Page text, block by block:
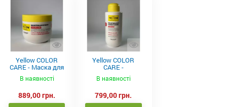
Yellow COLOR
CARE - Маска для
фарбованого
волосся, 500 мл
В наявності
889,00 грн.
Yellow COLOR
CARE -
Кондиціонер для
фарбованого
В наявності
799,00 грн.